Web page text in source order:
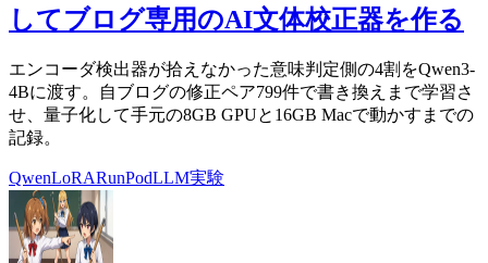
してブログ専用のAI文体校正器を作る
エンコーダ検出器が拾えなかった意味判定側の4割をQwen3-
4Bに渡す。自ブログの修正ペア799件で書き換えまで学習さ
せ、量子化して手元の8GB GPUと16GB Macで動かすまでの
記録。
QwenLoRARunPodLLM実験